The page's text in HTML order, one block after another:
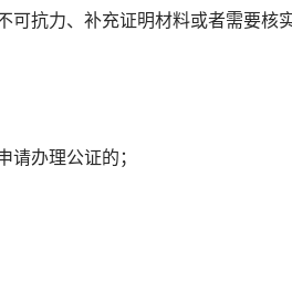
可抗力、补充证明材料或者需要核
办理公证的；